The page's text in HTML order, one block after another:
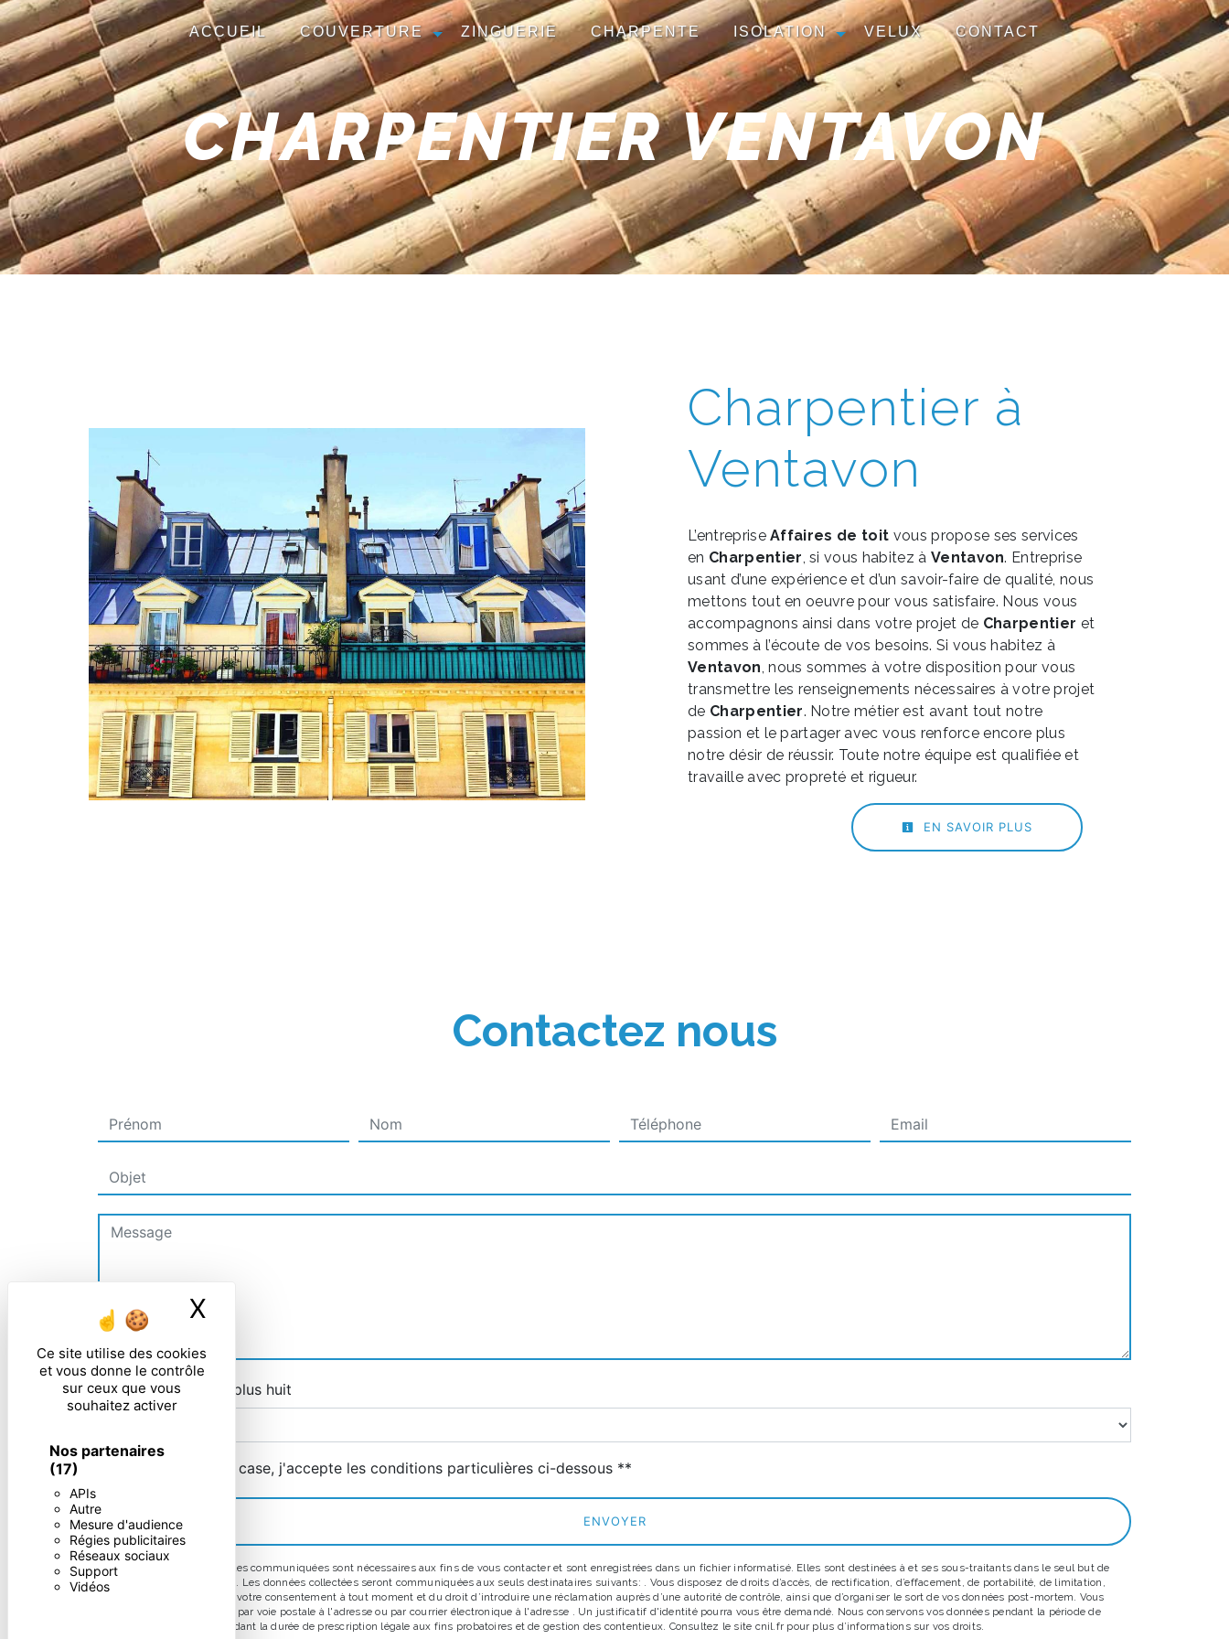
Panneau de gestion des cookies
Ce site utilise des cookies
et vous donne le contrôle
sur ceux que vous
souhaitez activer
Nos partenaires
(17)
APIs
Autre
Mesure d'audience
Régies publicitaires
Réseaux sociaux
Support
Vidéos
X
ACCUEIL COUVERTURE ZINGUERIE CHARPENTE ISOLATION VELUX CONTACT
CHARPENTIER VENTAVON
Charpentier à
Ventavon
L’entrepriseAffaires de toit vous propose ses services
en Charpentier, si vous habitez à Ventavon. Entreprise
usant d’une expérience et d’un savoir-faire de qualité, nous
mettons tout en oeuvre pour vous satisfaire. Nous vous
accompagnons ainsi dans votre projet de Charpentier et
sommes à l’écoute de vos besoins. Si vous habitez à
Ventavon, nous sommes à votre disposition pour vous
transmettre les renseignements nécessaires à votre projet
de Charpentier. Notre métier est avant tout notre
passion et le partager avec vous renforce encore plus
notre désir de réussir. Toute notre équipe est qualifiée et
travaille avec propreté et rigueur.
EN SAVOIR PLUS
Contactez nous
Combien font zero plus huit
En cochant cette case, j'accepte les conditions particulières ci-dessous **
ENVOYER
** Les données personnelles communiquées sont nécessaires aux fins de vous contacter et sont enregistrées dans un fichier informatisé. Elles sont destinées à et ses sous-traitants dans le seul but de
répondre à votre message. Les données collectées seront communiquées aux seuls destinataires suivants: . Vous disposez de droits d’accès, de rectification, d’effacement, de portabilité, de limitation,
d’opposition, de retrait de votre consentement à tout moment et du droit d’introduire une réclamation auprès d’une autorité de contrôle, ainsi que d’organiser le sort de vos données post-mortem. Vous
pouvez exercer ces droits par voie postale à l'adresse ou par courrier électronique à l'adresse . Un justificatif d'identité pourra vous être demandé. Nous conservons vos données pendant la période de
prise de contact puis pendant la durée de prescription légale aux fins probatoires et de gestion des contentieux. Consultez le site cnil.fr pour plus d’informations sur vos droits.